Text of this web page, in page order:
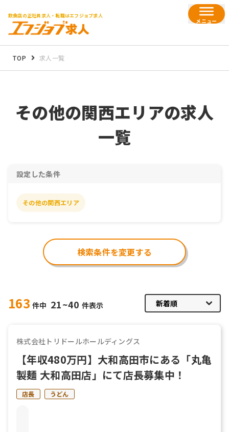
飲食店の正社員求人・転職はエフジョブ求人
メニュー
TOP 求人一覧
その他の関西エリアの求人
一覧
設定した条件
その他の関西エリア
検索条件を変更する
163 件中 21~40 件表示
株式会社トリドールホールディングス
【年収480万円】大和高田市にある「丸亀
製麺 大和高田店」にて店長募集中！
店長 うどん